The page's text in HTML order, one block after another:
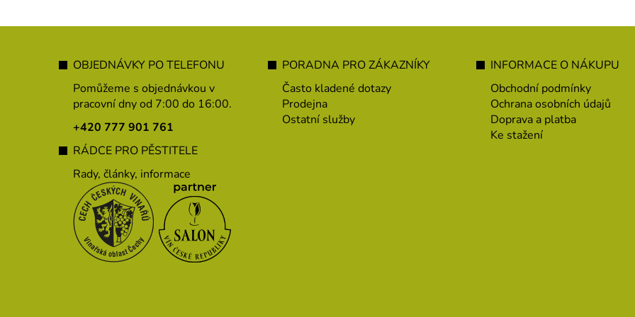
OBJEDNÁVKY PO TELEFONU
Pomůžeme s objednávkou v
pracovní dny od 7:00 do 16:00.
+420 777 901 761
RÁDCE PRO PĚSTITELE
Rady, články, informace
PORADNA PRO ZÁKAZNÍKY
Často kladené dotazy
Prodejna
Ostatní služby
INFORMACE O NÁKUPU
Obchodní podmínky
Ochrana osobních údajů
Doprava a platba
Ke stažení